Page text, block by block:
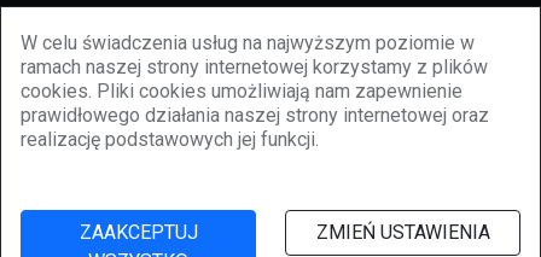
W celu świadczenia usług na najwyższym poziomie w
ramach naszej strony internetowej korzystamy z plików
cookies. Pliki cookies umożliwiają nam zapewnienie
prawidłowego działania naszej strony internetowej oraz
realizację podstawowych jej funkcji.
ZAAKCEPTUJ
ZMIEŃ USTAWIENIA
Cookies
Reklama
BBiletomania